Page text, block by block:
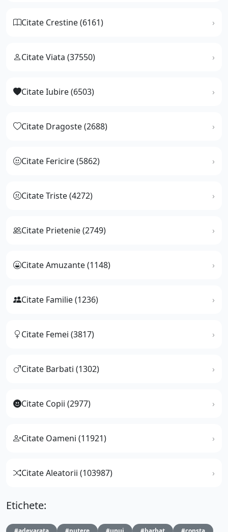
Citate Crestine (6161)
Citate Viata (37550)
Citate Iubire (6503)
Citate Dragoste (2688)
Citate Fericire (5862)
Citate Triste (4272)
Citate Prietenie (2749)
Citate Amuzante (1148)
Citate Familie (1236)
Citate Femei (3817)
Citate Barbati (1302)
Citate Copii (2977)
Citate Oameni (11921)
Citate Aleatorii (103987)
Etichete: